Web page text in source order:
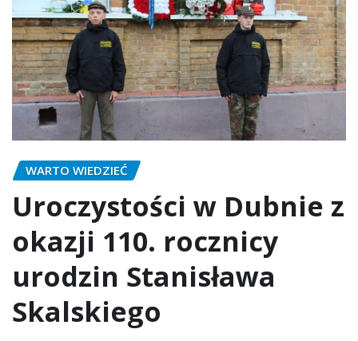
WARTO WIEDZIEĆ
Uroczystości w Dubnie z
okazji 110. rocznicy
urodzin Stanisława
Skalskiego